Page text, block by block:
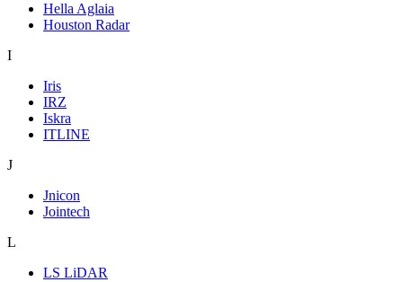
Hella Aglaia
Houston Radar
I
Iris
IRZ
Iskra
ITLINE
J
Jnicon
Jointech
L
LS LiDAR